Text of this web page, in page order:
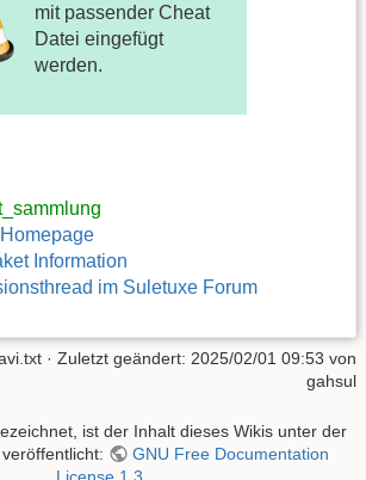
mit passender Cheat
Datei eingefügt
werden.
Information
im Suletuxe Forum
· Zuletzt geändert: 2025/02/01 09:53 von
gahsul
ist der Inhalt dieses Wikis unter der
GNU Free Documentation
License 1.3